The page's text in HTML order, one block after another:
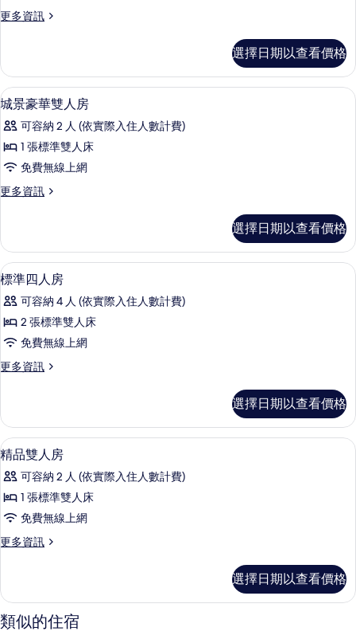
浴
的
所
有
相
片
更多資訊
更
客
房,
浴
的
詳
選擇日期以查看價格
顯
示
城
景
華
人
房
的
所
有
相
片
書桌、遮光布/窗簾、隔音、免費無線
11
城景豪華雙人房
可容納 2 人 (依實際入住人數計費)
1 張標準雙人床
免費無線上網
更多資訊
更
豪
華
雙
房
的
情
選擇日期以查看價格
顯
示
標
準
人
的
所
有
相
片
書桌、遮光布/窗簾、隔音、免費無線
9
標準四人房
可容納 4 人 (依實際入住人數計費)
2 張標準雙人床
免費無線上網
更多資訊
更
四
人
房
詳
情
選擇日期以查看價格
顯
示
精
品
人
的
所
有
書桌、遮光布/窗簾、隔音、免費無線
8
精品雙人房
可容納 2 人 (依實際入住人數計費)
1 張標準雙人床
免費無線上網
更多資訊
更
雙
人
房
選擇日期以查看價格
類似的住宿